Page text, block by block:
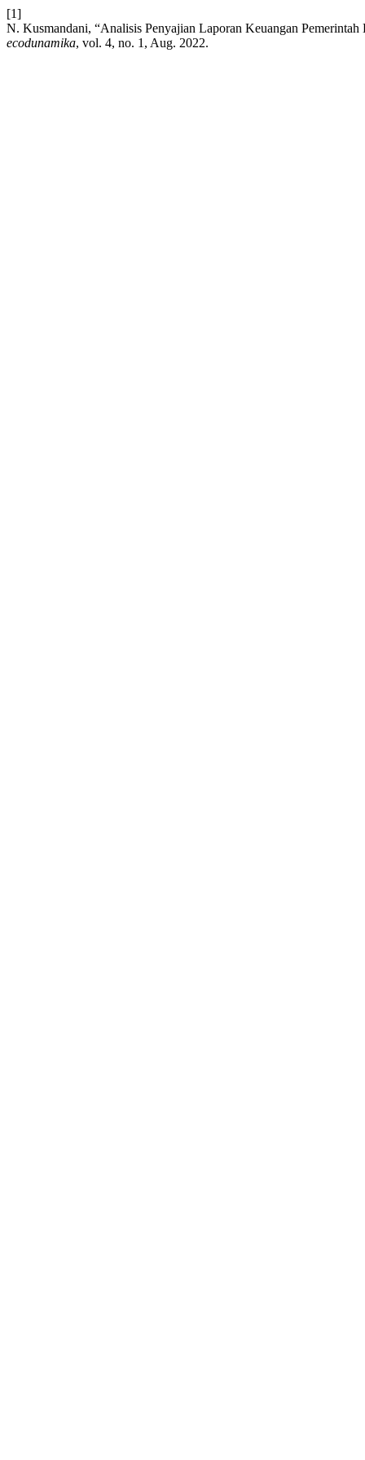
[1]
N. Kusmandani, “Analisis Penyajian Laporan Keuangan
ecodunamika, vol. 4, no. 1, Aug. 2022.